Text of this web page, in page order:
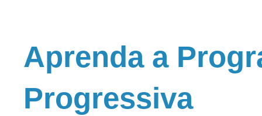
Aprenda a
Progressiva